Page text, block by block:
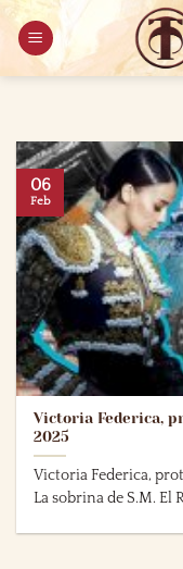
Saltar
contenido
Victoria Federica,
2025
Victoria Federica,
La sobrina de S.M. El
06
Feb